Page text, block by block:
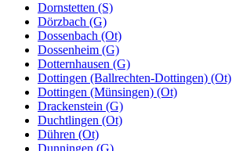
Dornstetten (S)
Dörzbach (G)
Dossenbach (Ot)
Dossenheim (G)
Dotternhausen (G)
Dottingen (Ballrechten-Dottingen) (Ot)
Dottingen (Münsingen) (Ot)
Drackenstein (G)
Duchtlingen (Ot)
Dühren (Ot)
Dunningen (G)